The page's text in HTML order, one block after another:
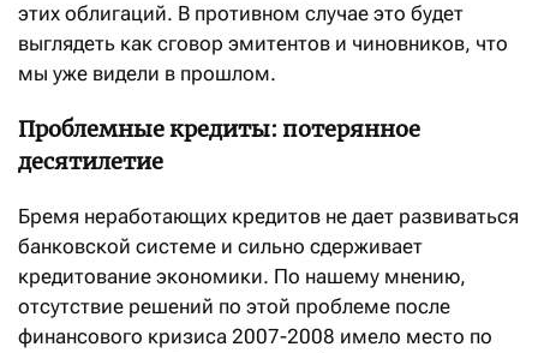
этих облигаций. В противном случае это будет
выглядеть как сговор эмитентов и чиновников, что
мы уже видели в прошлом.
Проблемные кредиты: потерянное
десятилетие
Бремя неработающих кредитов не дает развиваться
банковской системе и сильно сдерживает
кредитование экономики. По нашему мнению,
отсутствие решений по этой проблеме после
финансового кризиса 2007-2008 имело место по